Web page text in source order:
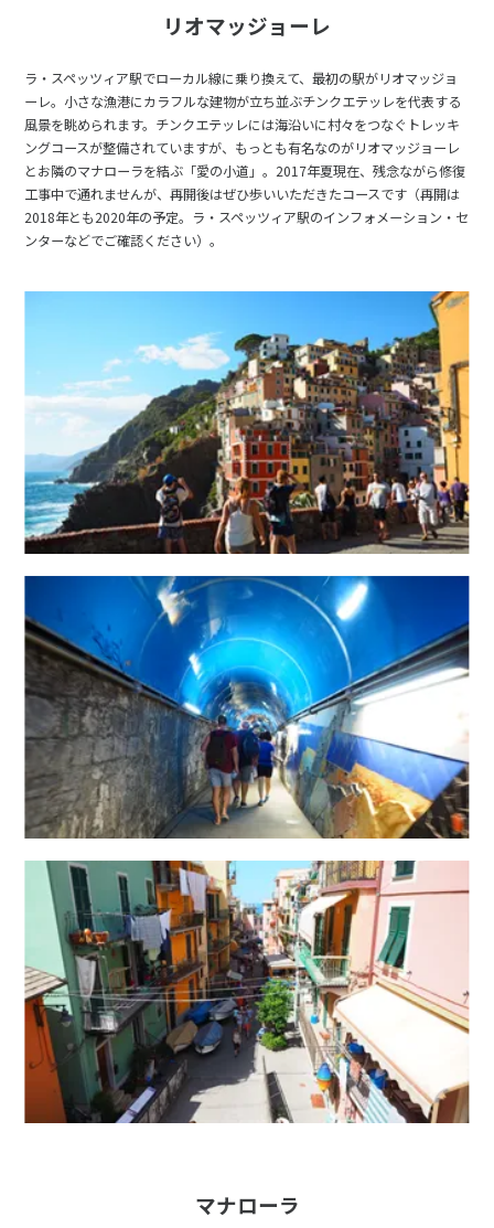
27 28 29
2027年8月 8月未定
1 2 3 4 5
7
8
9 10 11 12 13
14
15
16 17
2027年9月 9月未定
1 2 3
4
5
6 8 9 10
11
12
14 15 16 17
18
19
20 21 22 24
25
26
27 28 29 30
2027年10月 10月未定
1
3
4 5 6 7 8
10
11 12 13 14 15
16
17
18 19 20 21 22
23
24
25 26 27 28 29
30
31
2027年11月 11月未定
1 2 3 4
6
7
9 10 11 12
14
15 16 17 18 19
21
22 23 25 26
27
リオマッジョーレ
ラ・スペッツィア駅でローカル線に乗り換えて、最初の駅がリオマッジョ
ーレ。小さな漁港にカラフルな建物が立ち並ぶチンクエテッレを代表する
風景を眺められます。チンクエテッレには海沿いに村々をつなぐトレッキ
ングコースが整備されていますが、もっとも有名なのがリオマッジョーレ
とお隣のマナローラを結ぶ「愛の小道」。2017年夏現在、残念ながら修復
工事中で通れませんが、再開後はぜひ歩いいただきたコースです（再開は
2018年とも2020年の予定。ラ・スペッツィア駅のインフォメーション・セ
ンターなどでご確認ください）。
マナローラ